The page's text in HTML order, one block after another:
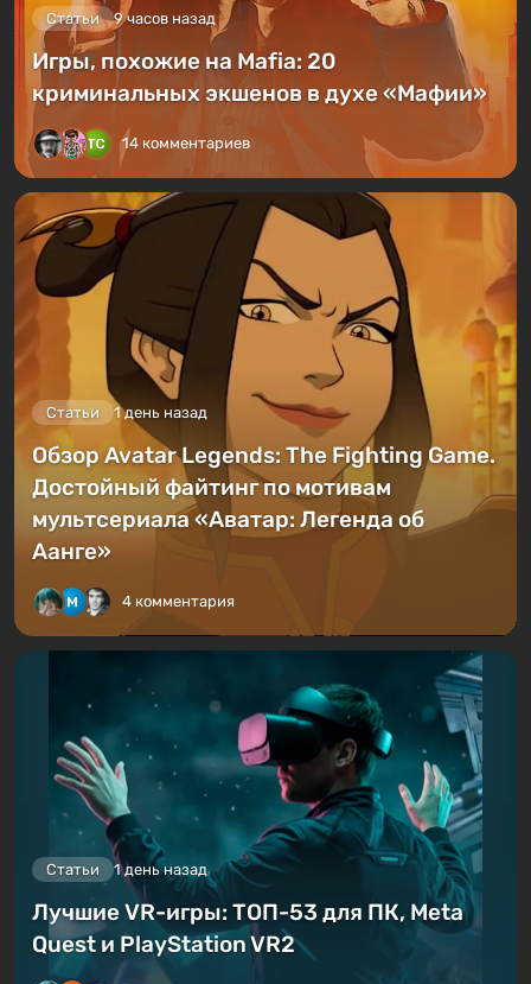
Статьи 9 часов назад
Игры, похожие на Mafia: 20
криминальных экшенов в духе «Мафии»
14 комментариев
Статьи 1 день назад
Обзор Avatar Legends: The Fighting Game.
Достойный файтинг по мотивам
мультсериала «Аватар: Легенда об
Аанге»
4 комментария
Статьи 1 день назад
Лучшие VR-игры: ТОП-53 для ПК, Meta
Quest и PlayStation VR2